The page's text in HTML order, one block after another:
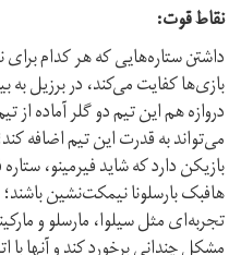
نقاط قوت:
داشتن ستاره‌هایی که هر کدام
دروازه هم این تیم دو گلر آماده
می‌تواند به قدرت این تیم اضافه
بازیکن دارد که شاید فیرمینو،
هافبک بارسلونا نیمکت‌نشین
تجربه‌ای مثل سیلوا، مارسلو و